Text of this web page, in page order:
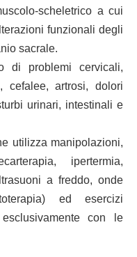
scheletrico a cui
funzionali degli
sacrale.
di problemi cervicali,
cefalee, artrosi, dolori
urinari, intestinali e
utilizza manipolazioni,
ipertermia,
a freddo, onde
ed esercizi
con le